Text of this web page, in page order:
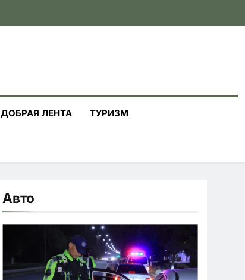
ДОБРАЯ ЛЕНТА ТУРИЗМ
Авто